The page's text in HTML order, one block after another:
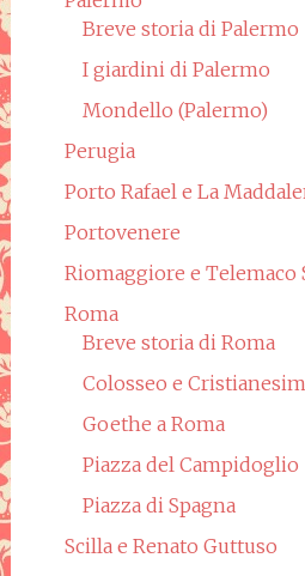
Breve storia di Palermo
I giardini di Palermo
Mondello (Palermo)
Perugia
Porto Rafael e La
Portovenere
Riomaggiore e
Roma
Breve storia di Roma
Colosseo e
Goethe a Roma
Piazza del Campidoglio
Piazza di Spagna
Scilla e Renato Guttuso